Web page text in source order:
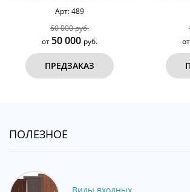
Арт: 489
60 000 руб.
от50 000руб.
ПРЕДЗАКАЗ
от
ПОЛЕЗНОЕ